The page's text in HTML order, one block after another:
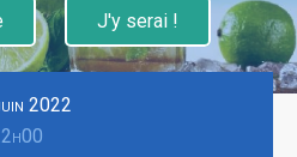
J'y serai !
2022